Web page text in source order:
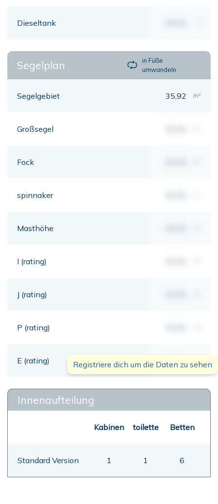
Dieseltank
Segelplan
in Füße
umwandeln
Segelgebiet 35,92 m²
Großsegel
Fock
spinnaker
Masthöhe
I (rating)
J (rating)
P (rating)
E (rating) 00,00 mt
Registriere dich um die Daten zu sehen
Innenaufteilung
Kabinen toilette Betten
Standard Version 1 1 6